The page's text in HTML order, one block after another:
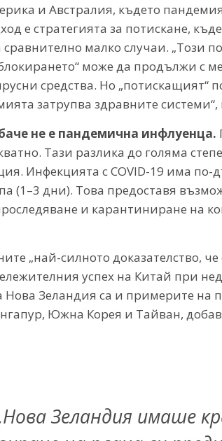
и Австралия, където
е стратегията за потискане,
сравнително малко случаи. „Този
може да продължи с
средства. Но „потискащият“
затрупва здравните
не е пандемична инфлуенца.
Тази разлика до голяма
Инфекцията с COVID-19 има
(1–3 дни). Това предоставя
и карантиниране на
„най-силното доказателство,
успех на Китай при
Нова Зеландия са и примерите на
Южна Корея и Тайван,
Зеландия имаше